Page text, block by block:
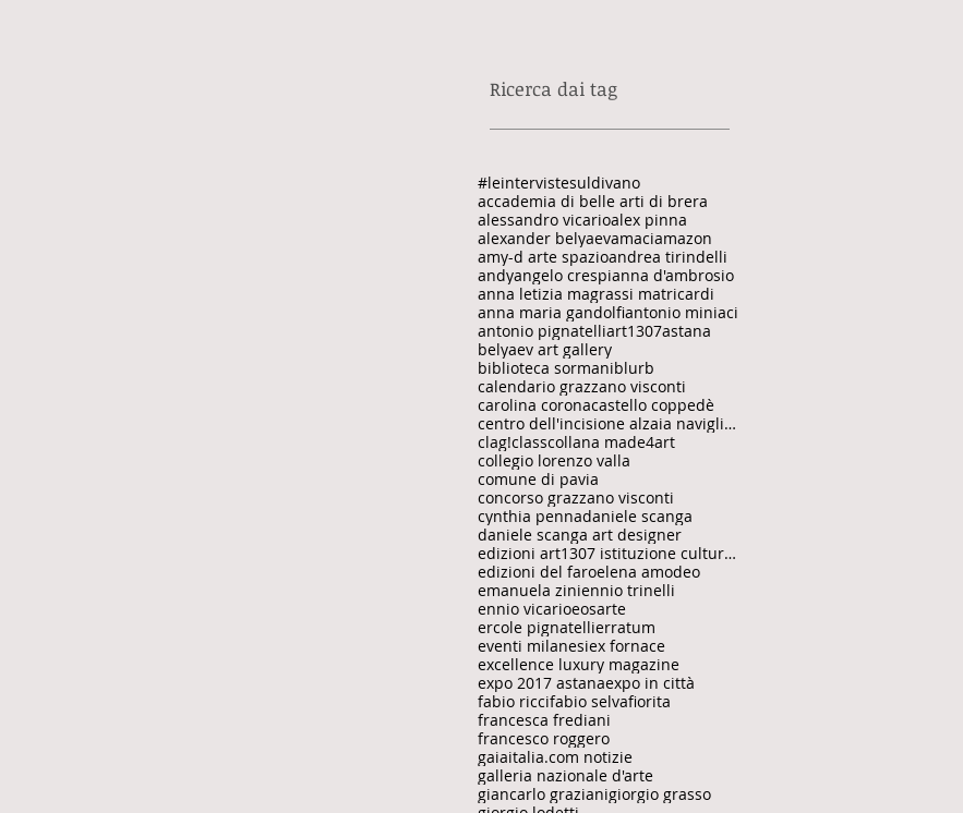
Ricerca dai tag
#leintervistesuldivano
accademia di belle arti di brera
alessandro vicarioalex pinna
alexander belyaevamaciamazon
amy-d arte spazioandrea tirindelli
andyangelo crespianna d'ambrosio
anna letizia magrassi matricardi
anna maria gandolfiantonio miniaci
antonio pignatelliart1307astana
belyaev art gallery
biblioteca sormaniblurb
calendario grazzano visconti
carolina coronacastello coppedè
centro dell'incisione alzaia naviglio grande
clag!classcollana made4art
collegio lorenzo valla
comune di pavia
concorso grazzano visconti
cynthia pennadaniele scanga
daniele scanga art designer
edizioni art1307 istituzione culturale
edizioni del faroelena amodeo
emanuela ziniennio trinelli
ennio vicarioeosarte
ercole pignatellierratum
eventi milanesiex fornace
excellence luxury magazine
expo 2017 astanaexpo in città
fabio riccifabio selvafiorita
francesca frediani
francesco roggero
gaiaitalia.com notizie
galleria nazionale d'arte
giancarlo grazianigiorgio grasso